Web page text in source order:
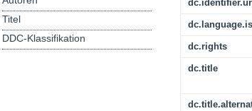
dc.rights
dc.title
Titel
DDC-Klassifikation